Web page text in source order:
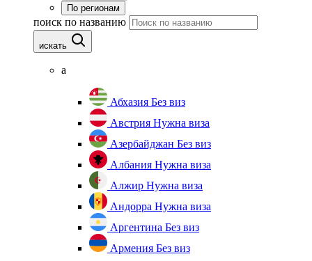
По регионам
поиск по названию
искать
а
Абхазия Без виз
Австрия Нужна виза
Азербайджан Без виз
Албания Нужна виза
Алжир Нужна виза
Андорра Нужна виза
Аргентина Без виз
Армения Без виз